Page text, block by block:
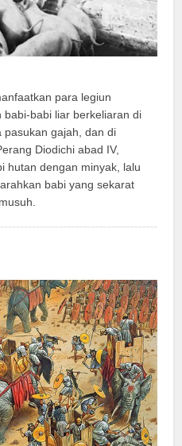
para legiun
babi-babi liar berkeliaran di
pasukan gajah, dan di
Diodichi abad IV,
hutan dengan minyak, lalu
babi yang sekarat